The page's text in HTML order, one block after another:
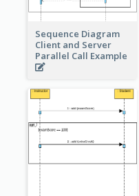
Sequence Diagram
Client and Server
Parallel Call Example